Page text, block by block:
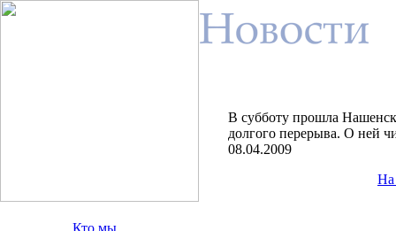
Кто мы
В субботу прошла
долгого перерыва. О ней
08.04.2009
На